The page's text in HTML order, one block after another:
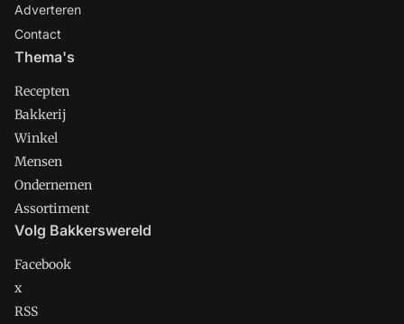
Adverteren
Contact
Thema's
Recepten
Bakkerij
Winkel
Mensen
Ondernemen
Assortiment
Volg Bakkerswereld
Facebook
x
RSS